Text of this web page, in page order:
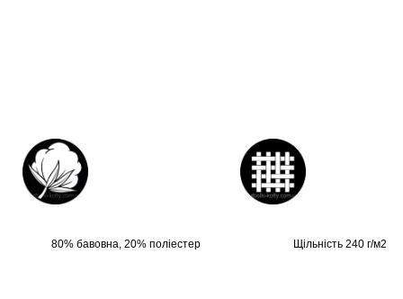
80% бавовна, 20% поліестер Щільність 240 г/м2,